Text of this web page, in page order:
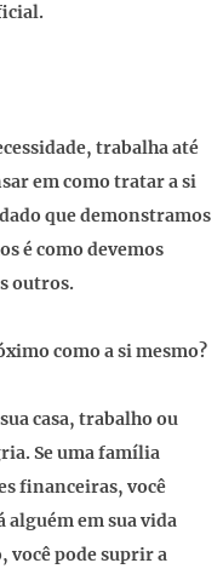
trabalha até
em como tratar a si
que demonstramos
é como devemos
outros.
como a si mesmo?
casa, trabalho ou
Se uma família
financeiras, você
alguém em sua vida
você pode suprir a